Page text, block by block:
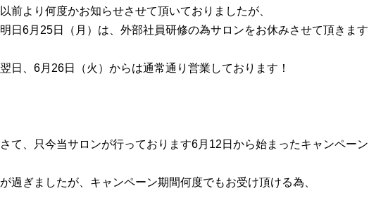
以前より何度かお知らせさせて頂いておりましたが、
明日6月25日（月）は、外部社員研修の為サロンをお休みさせて頂きま
翌日、6月26日（火）からは通常通り営業しております！
さて、只今当サロンが行っております6月12日から始まったキャンペー
が過ぎましたが、キャンペーン期間何度でもお受け頂ける為、